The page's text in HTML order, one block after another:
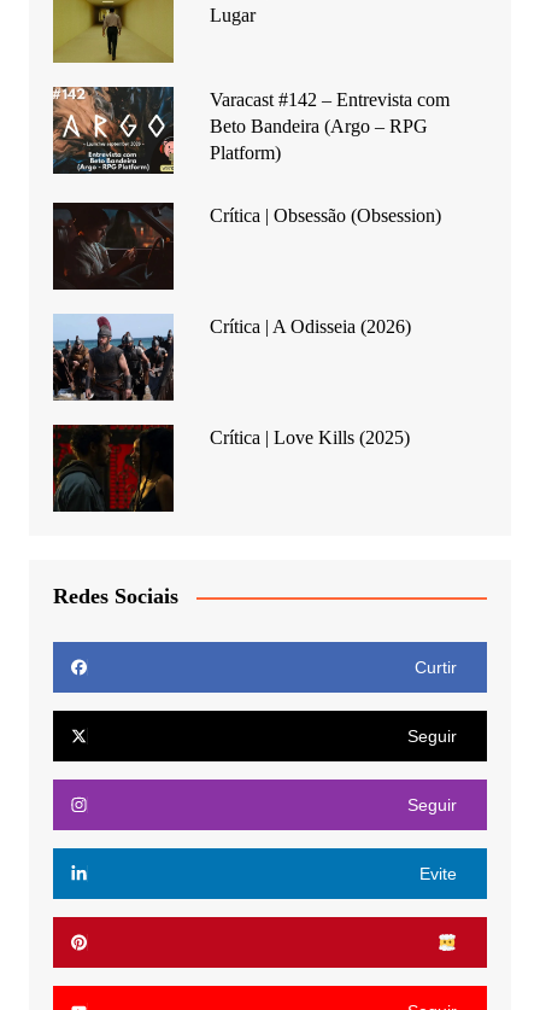
Lugar
Varacast #142 – Entrevista com
Beto Bandeira (Argo – RPG
Platform)
Crítica | Obsessão (Obsession)
Crítica | A Odisseia (2026)
Crítica | Love Kills (2025)
Redes Sociais
Curtir
Seguir
Seguir
Evite